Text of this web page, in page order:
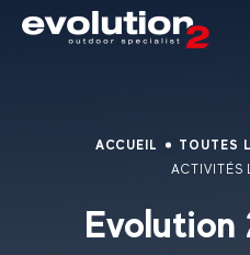
ACCUEIL
TOUTES
ACTIVITÉS
Evolution